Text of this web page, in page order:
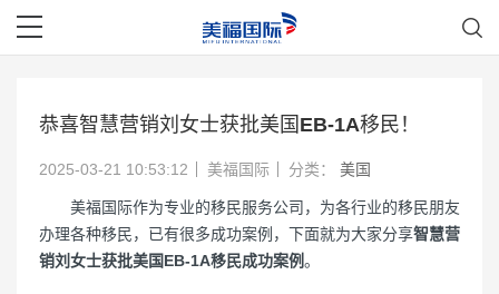
恭喜智慧营销刘女士获批美国EB-1A移民！
2025-03-21 10:53:12 美福国际 分类： 美国
美福国际作为专业的移民服务公司，为各行业的移民朋友
办理各种移民，已有很多成功案例，下面就为大家分享智慧营
销刘女士获批美国EB-1A移民成功案例。